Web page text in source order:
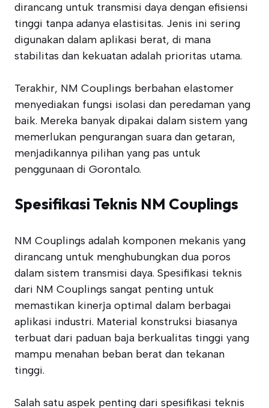
dirancang untuk transmisi daya dengan efisiensi
tinggi tanpa adanya elastisitas. Jenis ini sering
digunakan dalam aplikasi berat, di mana
stabilitas dan kekuatan adalah prioritas utama.
Terakhir, NM Couplings berbahan elastomer
menyediakan fungsi isolasi dan peredaman yang
baik. Mereka banyak dipakai dalam sistem yang
memerlukan pengurangan suara dan getaran,
menjadikannya pilihan yang pas untuk
penggunaan di Gorontalo.
Spesifikasi Teknis NM Couplings
NM Couplings adalah komponen mekanis yang
dirancang untuk menghubungkan dua poros
dalam sistem transmisi daya. Spesifikasi teknis
dari NM Couplings sangat penting untuk
memastikan kinerja optimal dalam berbagai
aplikasi industri. Material konstruksi biasanya
terbuat dari paduan baja berkualitas tinggi yang
mampu menahan beban berat dan tekanan
tinggi.
Salah satu aspek penting dari spesifikasi teknis